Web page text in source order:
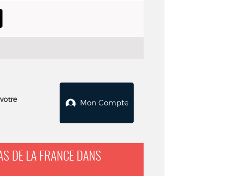
Mon Compte
DE LA FRANCE DANS